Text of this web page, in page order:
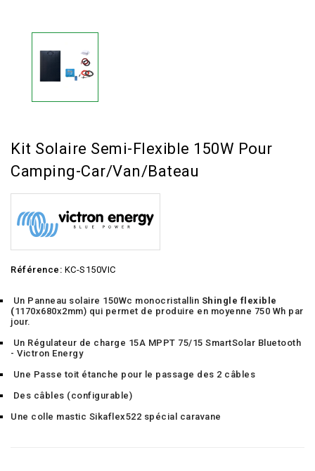
Kit Solaire Semi-Flexible 150W Pour
Camping-Car/Van/Bateau
Référence: KC-S150VIC
Un Panneau solaire 150Wc monocristallin Shingle flexible
(1170x680x2mm) qui permet de produire en moyenne 750 Wh par
jour.
Un Régulateur de charge 15A MPPT 75/15 SmartSolar Bluetooth
- Victron Energy
Une Passe toit étanche pour le passage des 2 câbles
Des câbles (configurable)
Une colle mastic Sikaflex522 spécial caravane